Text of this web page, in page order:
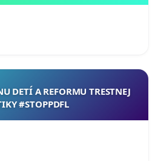
DETÍ A REFORMU TRESTNEJ
#STOPPDFL